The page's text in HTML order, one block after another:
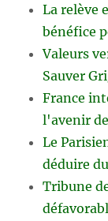
La relève
bénéfice
Valeurs
Sauver
France
l'avenir
Le
déduire
Tribune